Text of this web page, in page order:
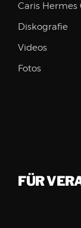
Caris Hermes
Diskografie
Videos
Fotos
FÜR